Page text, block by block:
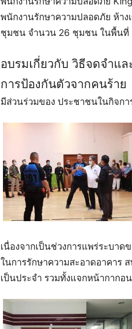
พนักงานรักษาความปลอดภัย ห้า
ชุมชน จำนวน 26 ชุมชน ในพื้นที่
อบรมเกี่ยวกับ วิธีจดจำแ
การป้องกันตัวจากคนร้าย
มีส่วนร่วมของ ประชาชนในกิจกา
เนื่องจากเป็นช่วงการแพร่ระบา
ในการรักษาความสะอาดอาคาร
เป็นประจำ รวมทั้งแจกหน้ากากอ